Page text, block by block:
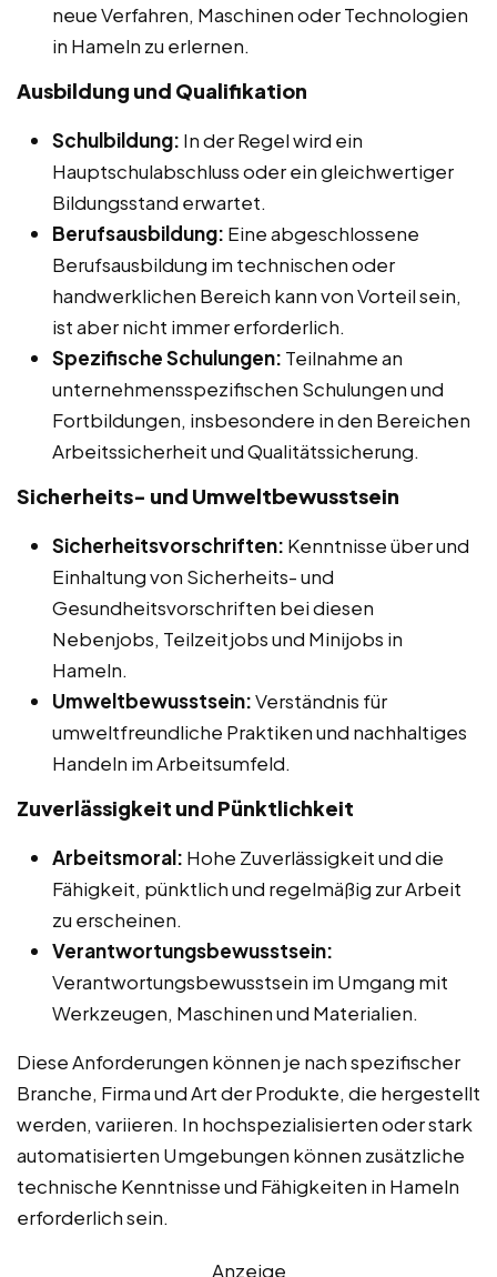
neue Verfahren, Maschinen oder Technologien
in Hameln zu erlernen.
Ausbildung und Qualifikation
Schulbildung: In der Regel wird ein
Hauptschulabschluss oder ein gleichwertiger
Bildungsstand erwartet.
Berufsausbildung: Eine abgeschlossene
Berufsausbildung im technischen oder
handwerklichen Bereich kann von Vorteil sein,
ist aber nicht immer erforderlich.
Spezifische Schulungen: Teilnahme an
unternehmensspezifischen Schulungen und
Fortbildungen, insbesondere in den Bereichen
Arbeitssicherheit und Qualitätssicherung.
Sicherheits- und Umweltbewusstsein
Sicherheitsvorschriften: Kenntnisse über und
Einhaltung von Sicherheits- und
Gesundheitsvorschriften bei diesen
Nebenjobs, Teilzeitjobs und Minijobs in
Hameln.
Umweltbewusstsein:Verständnis für
umweltfreundliche Praktiken und nachhaltiges
Handeln im Arbeitsumfeld.
Zuverlässigkeit und Pünktlichkeit
Arbeitsmoral: Hohe Zuverlässigkeit und die
Fähigkeit, pünktlich und regelmäßig zur Arbeit
zu erscheinen.
Verantwortungsbewusstsein:
Verantwortungsbewusstsein im Umgang mit
Werkzeugen, Maschinen und Materialien.
Diese Anforderungen können je nach spezifischer
Branche, Firma und Art der Produkte, die hergestellt
werden, variieren. In hochspezialisierten oder stark
automatisierten Umgebungen können zusätzliche
technische Kenntnisse und Fähigkeiten in Hameln
erforderlich sein.
Anzeige